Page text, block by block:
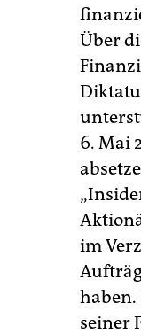
Über
6. Mai
im
haben.
seiner